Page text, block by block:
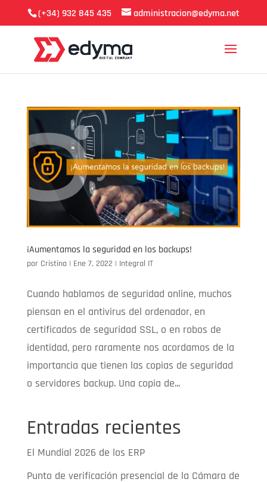
(+34) 932 845 435 administracion@edyma.net
¡Aumentamos la seguridad en los backups!
por Cristina | Ene 7, 2022 | Integral IT
Cuando hablamos de seguridad online, muchos
piensan en el antivirus del ordenador, en
certificados de seguridad SSL, o en robos de
identidad, pero raramente nos acordamos de la
importancia que tienen las copias de seguridad
o servidores backup. Una copia de...
Entradas recientes
El Mundial 2026 de los ERP
Punto de verificación presencial de la Cámara de